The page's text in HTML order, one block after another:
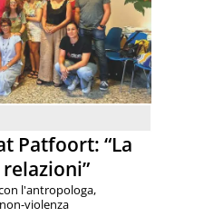
Patfoort: “La
l'antropologa,
violenza